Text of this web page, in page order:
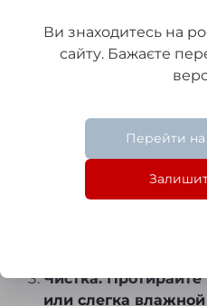
Ниже приведены
Вентиляция.
вентиляцию в
предотвратить
Материалы.
изготовленную из
Чистка.
или слегка
Ви знаходитесь на
сайту. Бажаєте
Перейти на